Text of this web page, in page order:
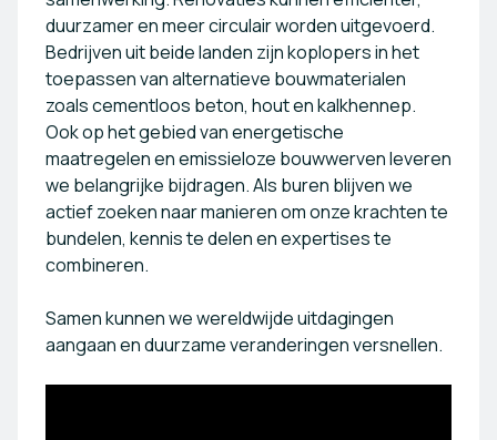
duurzamer en meer circulair worden uitgevoerd.
Bedrijven uit beide landen zijn koplopers in het
toepassen van alternatieve bouwmaterialen
zoals cementloos beton, hout en kalkhennep.
Ook op het gebied van energetische
maatregelen en emissieloze bouwwerven leveren
we belangrijke bijdragen. Als buren blijven we
actief zoeken naar manieren om onze krachten te
bundelen, kennis te delen en expertises te
combineren.
Samen kunnen we wereldwijde uitdagingen
aangaan en duurzame veranderingen versnellen.